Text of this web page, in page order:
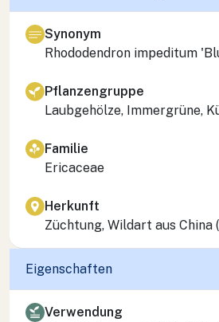
Synonym
Rhododendron impeditum
Pflanzengruppe
Laubgehölze, Immergrüne,
Familie
Ericaceae
Herkunft
Züchtung, Wildart aus China
Eigenschaften
Verwendung